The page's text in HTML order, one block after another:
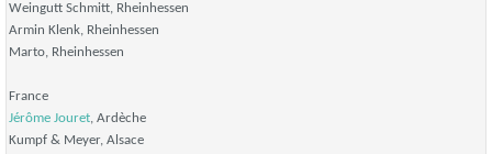
Weingutt Schmitt, Rheinhessen
Armin Klenk, Rheinhessen
Marto, Rheinhessen
France
Jérôme Jouret, Ardèche
Kumpf & Meyer, Alsace